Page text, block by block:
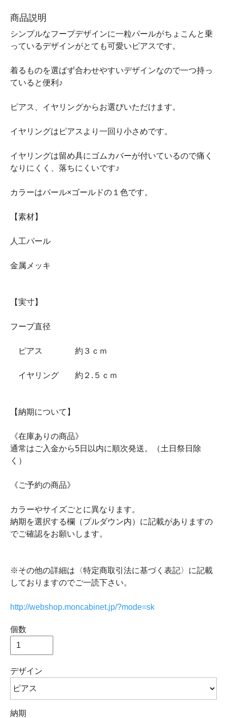
商品説明
シンプルなフープデザインに一粒パールがちょこんと乗
っているデザインがとても可愛いピアスです。
着るものを選ばず合わせやすいデザインなので一つ持っ
ていると便利♪
ピアス、イヤリングからお選びいただけます。
イヤリングはピアスより一回り小さめです。
イヤリングは留め具にゴムカバーが付いているので痛く
なりにくく、落ちにくいです♪
カラーはパール×ゴールドの１色です。
【素材】
人工パール
金属メッキ
【実寸】
フープ直径
ピアス 約３ｃｍ
イヤリング 約２.５ｃｍ
【納期について】
《在庫ありの商品》
通常はご入金から5日以内に順次発送。（土日祭日除
く）
《ご予約の商品》
カラーやサイズごとに異なります。
納期を選択する欄（プルダウン内）に記載がありますの
でご確認をお願いします。
※その他の詳細は〈特定商取引法に基づく表記〉に記載
しておりますのでご一読下さい。
http://webshop.moncabinet.jp/?mode=sk
個数
デザイン
納期